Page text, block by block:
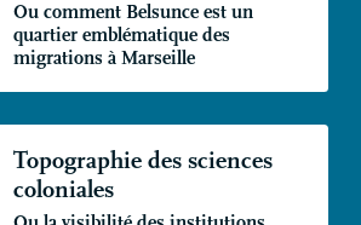
Ou comment Belsunce est un
quartier emblématique des
migrations à Marseille
Topographie des sciences
coloniales